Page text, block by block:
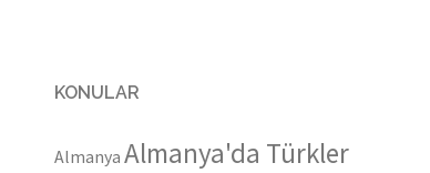
KONULAR
Almanya Almanya'da Türkler